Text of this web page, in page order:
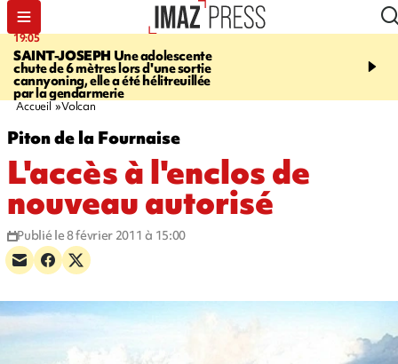
19:05
SAINT-JOSEPH Une adolescente
chute de 6 mètres lors d'une sortie
cannyoning, elle a été hélitreuillée
par la gendarmerie
20:44
rouée de coups,
Accueil Volcan
Piton de la Fournaise
L'accès à l'enclos de
nouveau autorisé
Publié le 8 février 2011 à 15:00